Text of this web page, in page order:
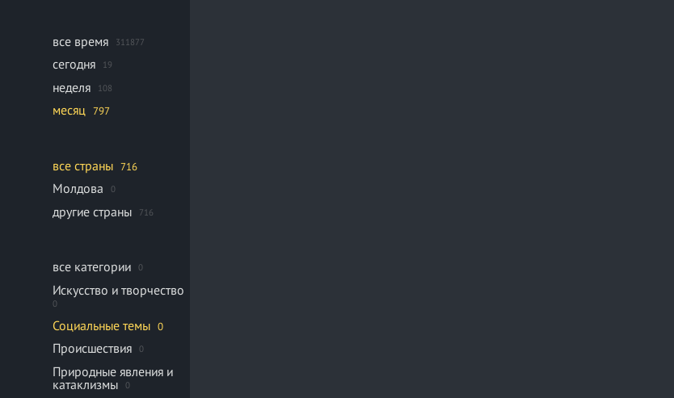
все время 311877
сегодня 19
неделя 108
месяц 797
все страны 716
Молдова 0
другие страны 716
все категории 0
Искусство и творчество
0
Социальные темы 0
Происшествия 0
Природные явления и
катаклизмы
0